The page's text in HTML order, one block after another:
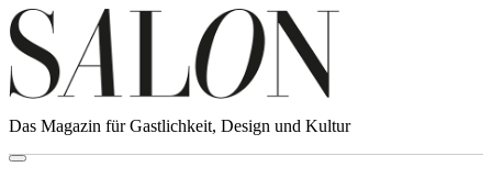
Das Magazin für Gastlichkeit, Design und Kultur